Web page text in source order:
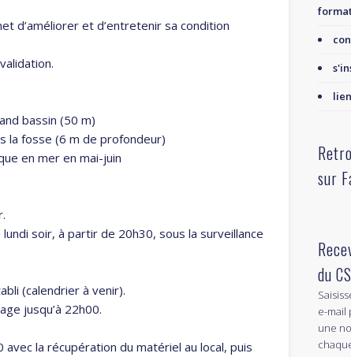
d’améliorer et d’entretenir sa condition
bassin (50 m)
la fosse (6 m de profondeur)
en mer en mai-juin
soir, à partir de 20h30, sous la surveillance
(calendrier à venir).
jusqu’à 22h00.
la récupération du matériel au local, puis
sur
du
e-mail
une